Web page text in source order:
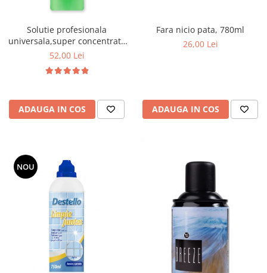
Solutie profesionala
universala,super concentrata
si parfumata Multiusos,1000
52,00 Lei
ADAUGA IN COS
Fara nicio pata, 780ml
26,00 Lei
ADAUGA IN COS
NOU